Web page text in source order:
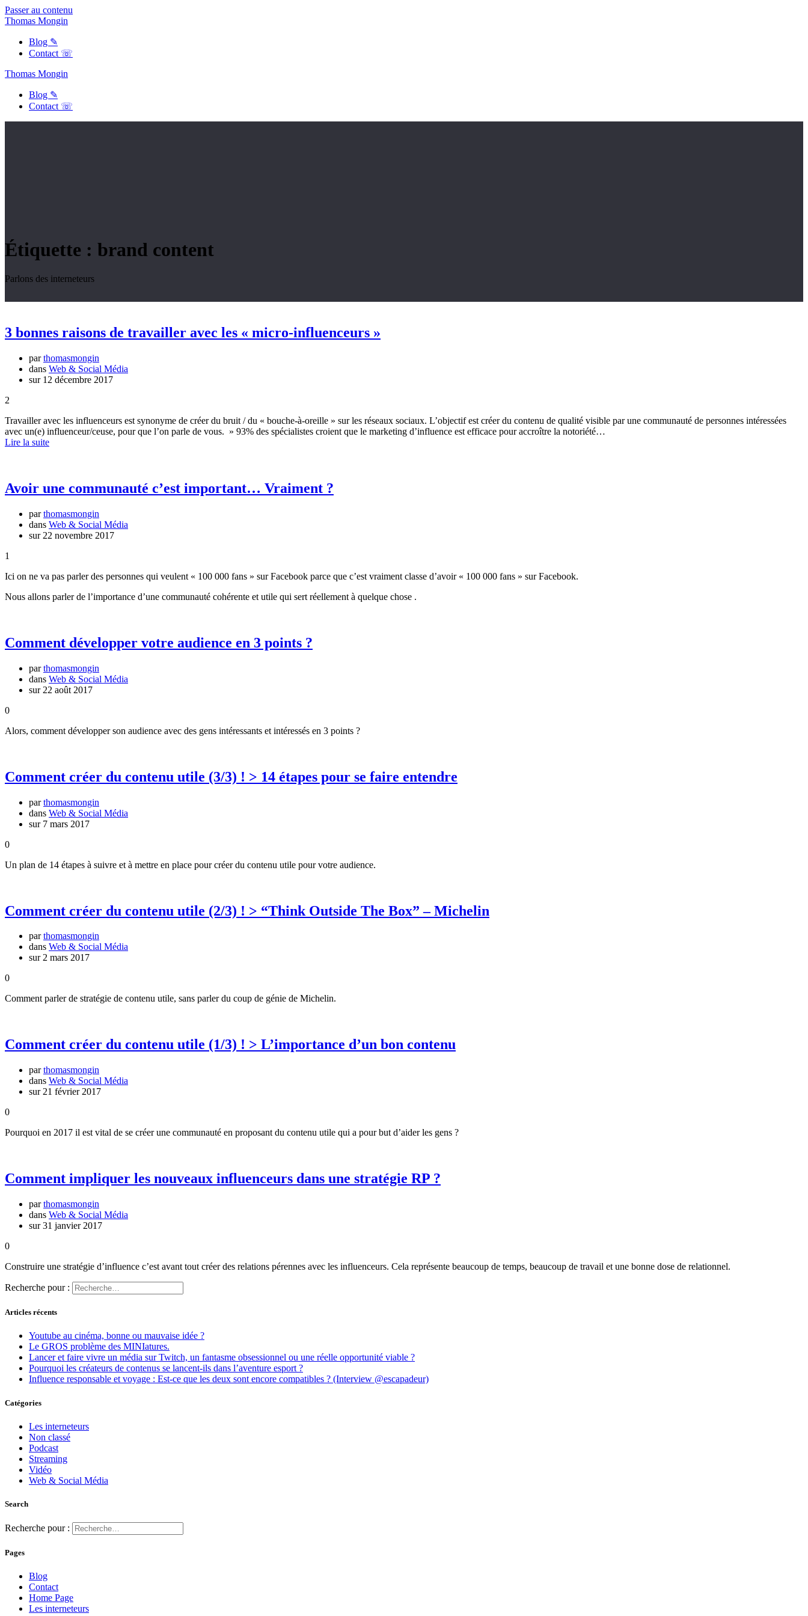
Passer au contenu
Thomas Mongin
Blog ✎
Contact ☏
Thomas Mongin
Blog ✎
Contact ☏
Étiquette : brand content
Parlons des interneteurs
3 bonnes raisons de travailler avec les « micro-influenceurs »
parthomasmongin
dans Web & Social Média
sur 12 décembre 2017
2
Travailler avec les influenceurs est synonyme de créer du bruit / du « bouche-à-oreille » sur les réseaux sociaux. L’objectif est créer du contenu de qualité visible par une communauté de personnes intéressées
avec un(e) influenceur/ceuse, pour que l’on parle de vous. » 93% des spécialistes croient que le marketing d’influence est efficace pour accroître la notoriété…
Lire la suite
Avoir une communauté c’est important… Vraiment ?
parthomasmongin
dans Web & Social Média
sur 22 novembre 2017
1
Ici on ne va pas parler des personnes qui veulent « 100 000 fans » sur Facebook parce que c’est vraiment classe d’avoir « 100 000 fans » sur Facebook.
Nous allons parler de l’importance d’une communauté cohérente et utile qui sert réellement à quelque chose .
Comment développer votre audience en 3 points ?
parthomasmongin
dans Web & Social Média
sur 22 août 2017
0
Alors, comment développer son audience avec des gens intéressants et intéressés en 3 points ?
Comment créer du contenu utile (3/3) ! > 14 étapes pour se faire entendre
parthomasmongin
dans Web & Social Média
sur 7 mars 2017
0
Un plan de 14 étapes à suivre et à mettre en place pour créer du contenu utile pour votre audience.
Comment créer du contenu utile (2/3) ! > “Think Outside The Box” – Michelin
parthomasmongin
dans Web & Social Média
sur 2 mars 2017
0
Comment parler de stratégie de contenu utile, sans parler du coup de génie de Michelin.
Comment créer du contenu utile (1/3) ! > L’importance d’un bon contenu
parthomasmongin
dans Web & Social Média
sur 21 février 2017
0
Pourquoi en 2017 il est vital de se créer une communauté en proposant du contenu utile qui a pour but d’aider les gens ?
Comment impliquer les nouveaux influenceurs dans une stratégie RP ?
parthomasmongin
dans Web & Social Média
sur 31 janvier 2017
0
Construire une stratégie d’influence c’est avant tout créer des relations pérennes avec les influenceurs. Cela représente beaucoup de temps, beaucoup de travail et une bonne dose de relationnel.
Recherche pour :
Articles récents
Youtube au cinéma, bonne ou mauvaise idée ?
Le GROS problème des MINIatures.
Lancer et faire vivre un média sur Twitch, un fantasme obsessionnel ou une réelle opportunité viable ?
Pourquoi les créateurs de contenus se lancent-ils dans l’aventure esport ?
Influence responsable et voyage : Est-ce que les deux sont encore compatibles ? (Interview @escapadeur)
Catégories
Les interneteurs
Non classé
Podcast
Streaming
Vidéo
Web & Social Média
Search
Recherche pour :
Pages
Blog
Contact
Home Page
Les interneteurs